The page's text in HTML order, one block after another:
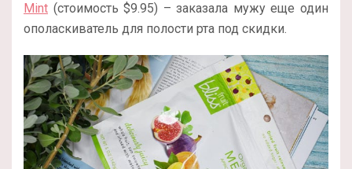
Mint (стоимость $9.95) – заказала мужу еще один
ополаскиватель для полости рта под скидки.